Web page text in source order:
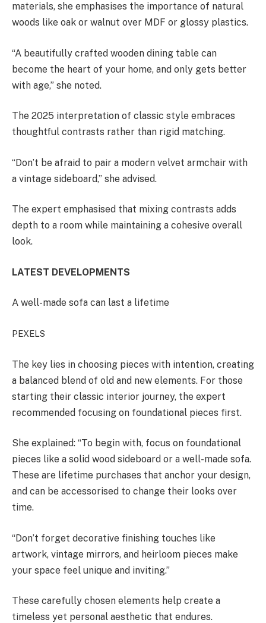
materials, she emphasises the importance of natural
woods like oak or walnut over MDF or glossy plastics.
“A beautifully crafted wooden dining table can
become the heart of your home, and only gets better
with age,” she noted.
The 2025 interpretation of classic style embraces
thoughtful contrasts rather than rigid matching.
“Don’t be afraid to pair a modern velvet armchair with
a vintage sideboard,” she advised.
The expert emphasised that mixing contrasts adds
depth to a room while maintaining a cohesive overall
look.
LATEST DEVELOPMENTS
A well-made sofa can last a lifetime
PEXELS
The key lies in choosing pieces with intention, creating
a balanced blend of old and new elements. For those
starting their classic interior journey, the expert
recommended focusing on foundational pieces first.
She explained: “To begin with, focus on foundational
pieces like a solid wood sideboard or a well-made sofa.
These are lifetime purchases that anchor your design,
and can be accessorised to change their looks over
time.
“Don’t forget decorative finishing touches like
artwork, vintage mirrors, and heirloom pieces make
your space feel unique and inviting.”
These carefully chosen elements help create a
timeless yet personal aesthetic that endures.